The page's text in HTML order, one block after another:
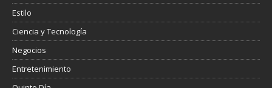
Estilo
Ciencia y Tecnología
Negocios
Entretenimiento